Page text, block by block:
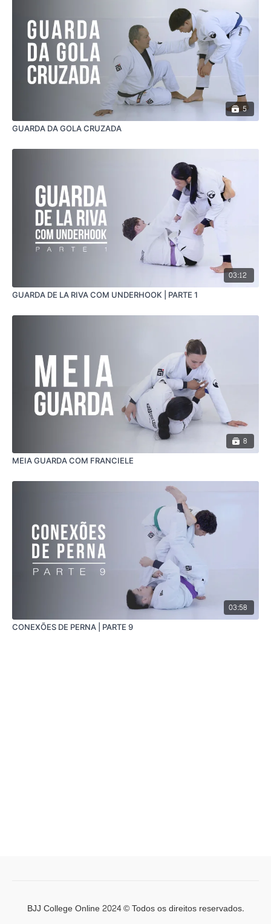
5
GUARDA DA GOLA CRUZADA
03:12
GUARDA DE LA RIVA COM UNDERHOOK | PARTE 1
8
MEIA GUARDA COM FRANCIELE
03:58
CONEXÕES DE PERNA | PARTE 9
BJJ College Online 2024 © Todos os direitos reservados.